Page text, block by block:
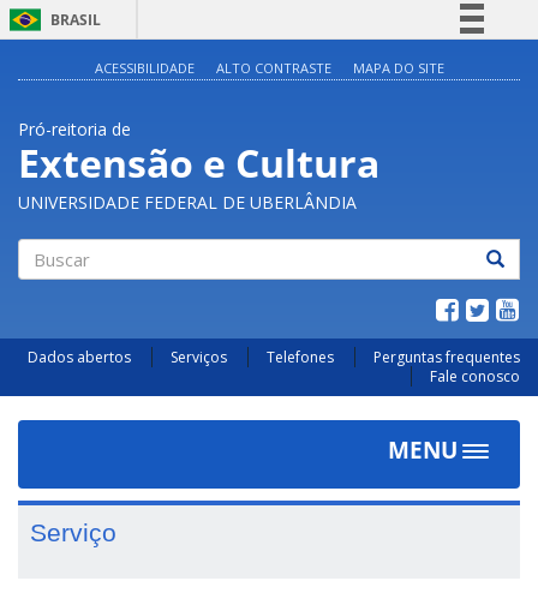
BRASIL
Acesso à informação
Legislação
Canais
ACESSIBILIDADE ALTO CONTRASTE MAPA DO SITE
Pró-reitoria de
Extensão e Cultura
UNIVERSIDADE FEDERAL DE UBERLÂNDIA
Dados abertos Serviços Telefones
Perguntas frequentes
Fale conosco
MENU
Toggle
Serviço